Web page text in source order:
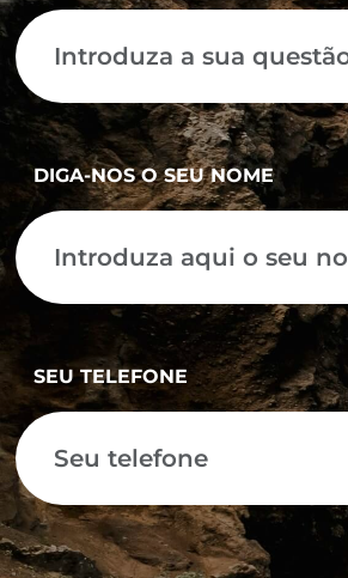
DIGA-NOS O SEU NOME
SEU TELEFONE